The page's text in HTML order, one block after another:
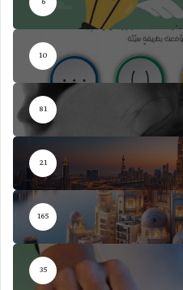
6
10
81
21
165
35